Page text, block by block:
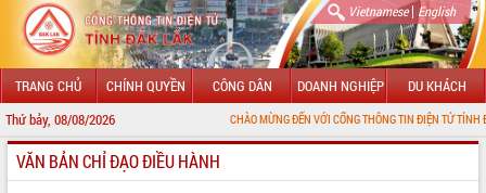
Vietnamese| English
TRANG CHỦ CHÍNH QUYỀN CÔNG DÂN DOANH NGHIỆP DU KHÁCH
Thứ bảy, 08/08/2026 CHÀO MỪNG ĐẾN VỚI CỔNG THÔNG TIN ĐIỆN TỬ TỈNH ĐẮK LẮK
GIỚI THIỆU
VĂN BẢN CHỈ ĐẠO ĐIỀU HÀNH